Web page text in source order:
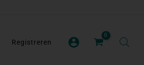
Registreren